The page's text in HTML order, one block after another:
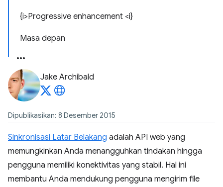
{i>Progressive enhancement <i}
Masa depan
Jake Archibald
Dipublikasikan: 8 Desember 2015
Sinkronisasi Latar Belakang adalah API web yang
memungkinkan Anda menangguhkan tindakan hingga
pengguna memiliki konektivitas yang stabil. Hal ini
membantu Anda mendukung pengguna mengirim file